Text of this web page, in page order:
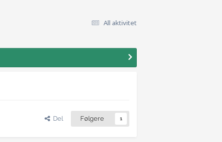
All aktivitet
Del Følgere 1